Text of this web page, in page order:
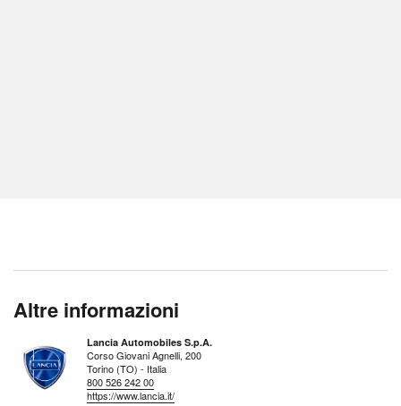
Altre informazioni
Lancia Automobiles S.p.A.
Corso Giovani Agnelli, 200
Torino (TO) - Italia
800 526 242 00
https://www.lancia.it/